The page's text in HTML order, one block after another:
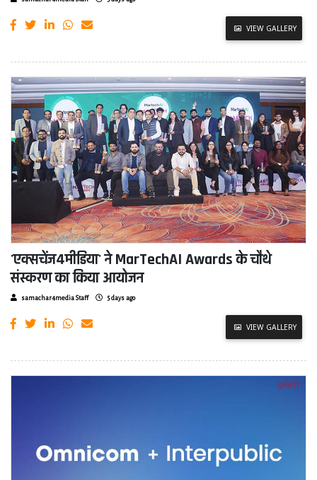
VIEW GALLERY
'एक्सचेंज4मीडिया' ने MarTechAI Awards के चौथे
संस्करण का किया आयोजन
samachar4media Staff 5 days ago
VIEW GALLERY